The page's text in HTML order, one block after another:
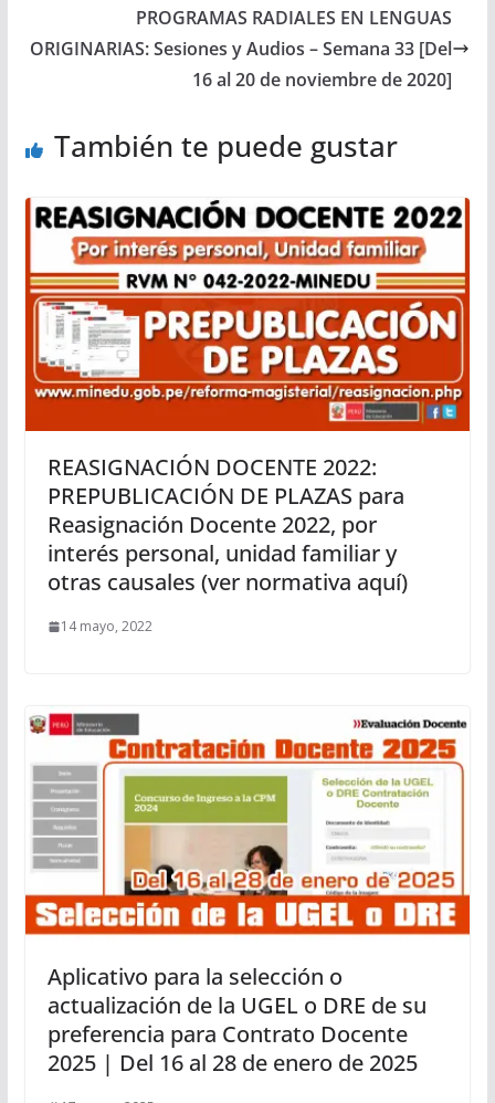
PROGRAMAS RADIALES EN LENGUAS
ORIGINARIAS: Sesiones y Audios – Semana 33 [Del
16 al 20 de noviembre de 2020]
También te puede gustar
REASIGNACIÓN DOCENTE 2022:
PREPUBLICACIÓN DE PLAZAS para
Reasignación Docente 2022, por
interés personal, unidad familiar y
otras causales (ver normativa aquí)
14 mayo, 2022
Aplicativo para la selección o
actualización de la UGEL o DRE de su
preferencia para Contrato Docente
2025 | Del 16 al 28 de enero de 2025